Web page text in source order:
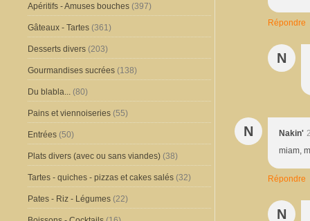
Apéritifs - Amuses bouches (397)
Gâteaux - Tartes (361)
Desserts divers (203)
Gourmandises sucrées (138)
Du blabla... (80)
Pains et viennoiseries (55)
Entrées (50)
Plats divers (avec ou sans viandes) (38)
Tartes - quiches - pizzas et cakes salés (32)
Pates - Riz - Légumes (22)
Répondre
N
N Nakin'
miam,
Répondre
N